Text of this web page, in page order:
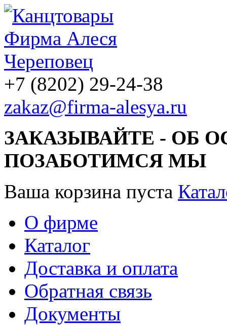
+7 (8202) 29-24-38
zakaz@firma-alesya.ru
ЗАКАЗЫВАЙТЕ - ОБ
ПОЗАБОТИМСЯ МЫ
Ваша корзина пуста
О фирме
Каталог
Доставка и оплата
Обратная связь
Документы